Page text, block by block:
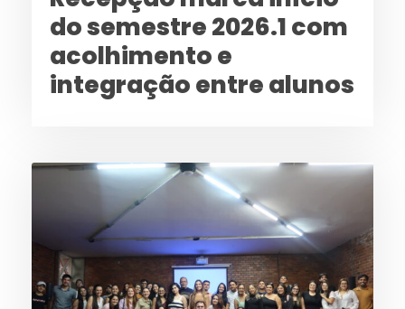
do semestre 2026.1 com
acolhimento e
integração entre alunos